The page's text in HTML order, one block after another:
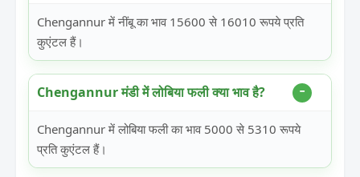
Chengannur में नींबू का भाव 15600 से 16010 रूपये प्रति
कुएंटल हैं।
Chengannur मंडी में लोबिया फली क्या भाव है?
Chengannur में लोबिया फली का भाव 5000 से 5310 रूपये
प्रति कुएंटल हैं।